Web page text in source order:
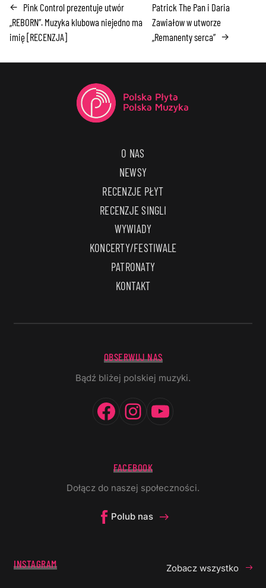
← Pink Control prezentuje utwór
„REBORN”. Muzyka klubowa niejedno ma
imię [RECENZJA]
Patrick The Pan i Daria
Zawiałow w utworze
„Remanenty serca” →
O NAS
NEWSY
RECENZJE PŁYT
RECENZJE SINGLI
WYWIADY
KONCERTY/FESTIWALE
PATRONATY
KONTAKT
OBSERWUJ NAS
Bądź bliżej polskiej muzyki.
Facebook
Instagram
FACEBOOK
Dołącz do naszej społeczności.
Polub nas
INSTAGRAM Zobacz wszystko